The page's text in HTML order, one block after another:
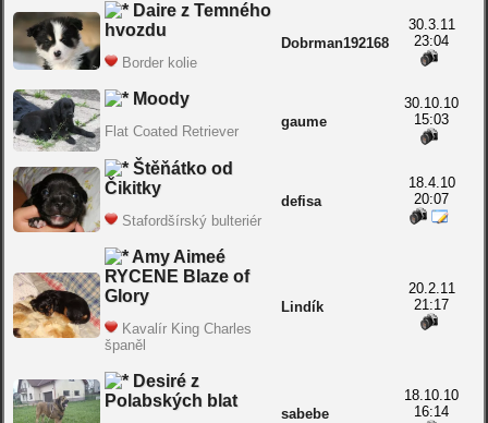
Daire z Temného
hvozdu
Border kolie
Dobrman192168
30.3.11
23:04
Moody
Flat Coated Retriever
gaume
30.10.10
15:03
Štěňátko od
Čikitky
Stafordšírský bulteriér
defisa
18.4.10
20:07
Amy Aimeé
RYCENE Blaze of
Glory
Kavalír King Charles
španěl
Lindík
20.2.11
21:17
Desiré z
Polabských blat
sabebe
18.10.10
16:14